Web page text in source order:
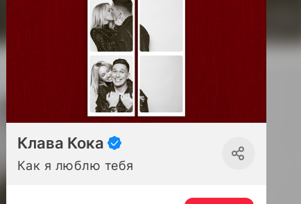
Клава Кока
Как я люблю тебя